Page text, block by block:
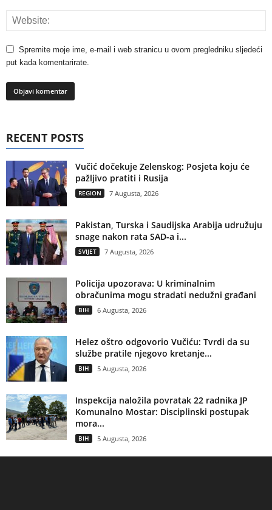
Spremite moje ime, e-mail i web stranicu u ovom pregledniku sljedeći
put kada komentarirate.
RECENT POSTS
Vučić dočekuje Zelenskog: Posjeta koju će
pažljivo pratiti i Rusija
REGION 7 Augusta, 2026
Pakistan, Turska i Saudijska Arabija udružuju
snage nakon rata SAD-a i...
SVIJET 7 Augusta, 2026
Policija upozorava: U kriminalnim
obračunima mogu stradati nedužni građani
BIH 6 Augusta, 2026
Helez oštro odgovorio Vučiću: Tvrdi da su
službe pratile njegovo kretanje...
BIH 5 Augusta, 2026
Inspekcija naložila povratak 22 radnika JP
Komunalno Mostar: Disciplinski postupak
mora...
BIH 5 Augusta, 2026